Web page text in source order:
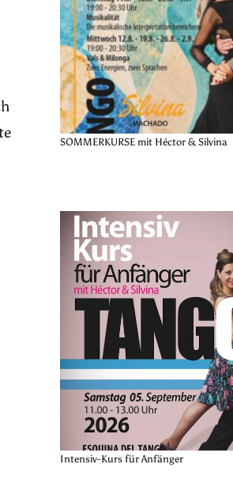
SOMMERKURSE mit Héctor & Silvina
Intensiv-Kurs für Anfänger